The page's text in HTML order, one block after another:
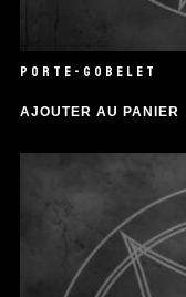
PORTE-GOBELET
AJOUTER AU PANIER